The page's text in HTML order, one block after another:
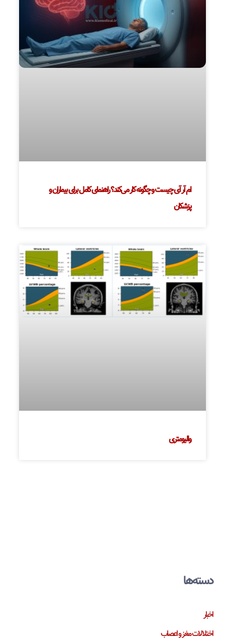
دسته‌ها
اخبار
اختلالات مغز و اعصاب
ام آر آی چیست و چگونه کار می‌کند؟ راهنمای کامل برای بیماران و
پزشکان
والیومتری